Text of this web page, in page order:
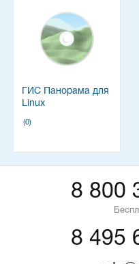
ГИС Панорама для
Linux
(0)
8 800
8 495